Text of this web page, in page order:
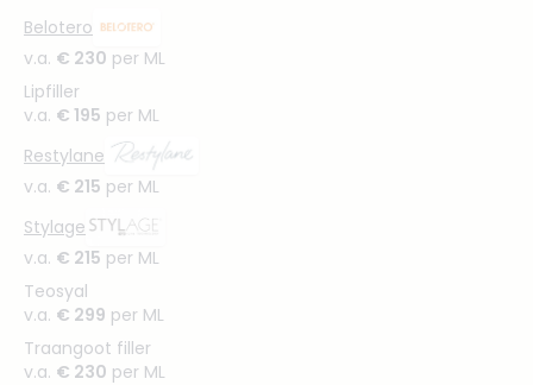
Belotero
v.a. € 230 per ML
Lipfiller
v.a. € 195 per ML
Restylane
v.a. € 215 per ML
Stylage
v.a. € 215 per ML
Teosyal
v.a. € 299 per ML
Traangoot filler
v.a. € 230 per ML